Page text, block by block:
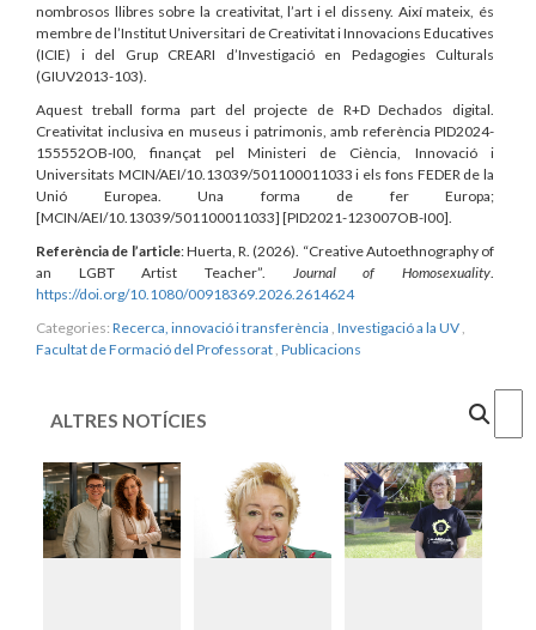
nombrosos llibres sobre la creativitat, l’art i el disseny. Així mateix, és
membre de l’Institut Universitari de Creativitat i Innovacions Educatives
(ICIE) i del Grup CREARI d’Investigació en Pedagogies Culturals
(GIUV2013-103).
Aquest treball forma part del projecte de R+D Dechados digital.
Creativitat inclusiva en museus i patrimonis, amb referència PID2024-
155552OB-I00, finançat pel Ministeri de Ciència, Innovació i
Universitats MCIN/AEI/10.13039/501100011033 i els fons FEDER de la
Unió Europea. Una forma de fer Europa;
[MCIN/AEI/10.13039/501100011033] [PID2021-123007OB-I00].
Referència de l’article: Huerta, R. (2026). “Creative Autoethnography of
an LGBT Artist Teacher”.
Journal of Homosexuality
https://doi.org/10.1080/00918369.2026.2614624
Categories: Recerca, innovació i transferència Investigació a la UV
Facultat de Formació del Professorat Publicacions
ALTRES NOTÍCIES